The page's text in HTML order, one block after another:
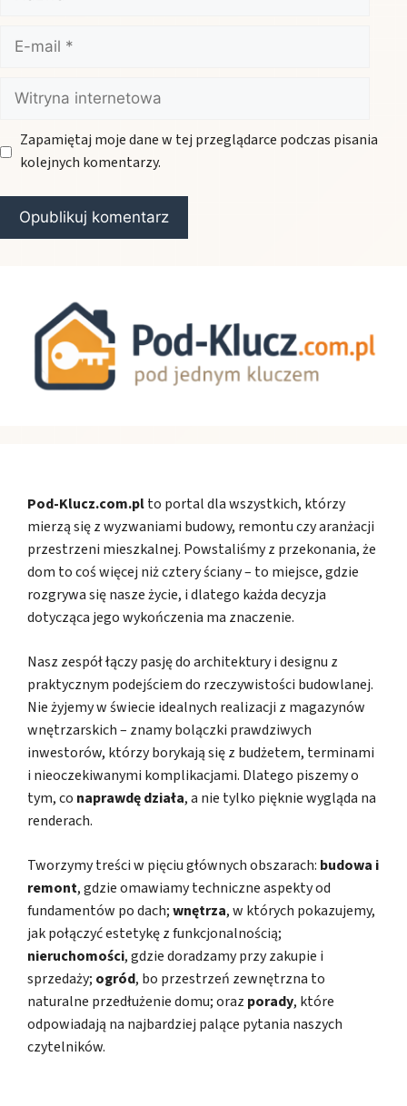
mail
Witryna
internetowa
Zapamiętaj moje dane w tej przeglądarce podczas pisania
kolejnych komentarzy.
Pod-Klucz.com.plto portal dla wszystkich, którzy
mierzą się z wyzwaniami budowy, remontu czy aranżacji
przestrzeni mieszkalnej. Powstaliśmy z przekonania, że
dom to coś więcej niż cztery ściany – to miejsce, gdzie
rozgrywa się nasze życie, i dlatego każda decyzja
dotycząca jego wykończenia ma znaczenie.
Nasz zespół łączy pasję do architektury i designu z
praktycznym podejściem do rzeczywistości budowlanej.
Nie żyjemy w świecie idealnych realizacji z magazynów
wnętrzarskich – znamy bolączki prawdziwych
inwestorów, którzy borykają się z budżetem, terminami
i nieoczekiwanymi komplikacjami. Dlatego piszemy o
tym, co naprawdę działa, a nie tylko pięknie wygląda na
renderach.
Tworzymy treści w pięciu głównych obszarach: budowa i
remont, gdzie omawiamy techniczne aspekty od
fundamentów po dach;wnętrza, w których pokazujemy,
jak połączyć estetykę z funkcjonalnością;
nieruchomości, gdzie doradzamy przy zakupie i
sprzedaży; ogród, bo przestrzeń zewnętrzna to
naturalne przedłużenie domu; oraz porady, które
odpowiadają na najbardziej palące pytania naszych
czytelników.